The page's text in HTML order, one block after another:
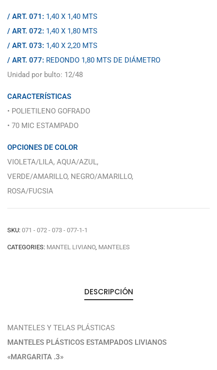
/ ART. 071: 1,40 X 1,40 MTS
/ ART. 072: 1,40 X 1,80 MTS
/ ART. 073: 1,40 X 2,20 MTS
/ ART. 077: REDONDO 1,80 MTS DE DIÁMETRO
Unidad por bulto: 12/48
CARACTERÍSTICAS
• POLIETILENO GOFRADO
• 70 MIC ESTAMPADO
OPCIONES DE COLOR
VIOLETA/LILA, AQUA/AZUL,
VERDE/AMARILLO, NEGRO/AMARILLO,
ROSA/FUCSIA
SKU: 071 - 072 - 073 - 077-1-1
CATEGORIES: MANTEL LIVIANO, MANTELES
DESCRIPCIÓN
MANTELES Y TELAS PLÁSTICAS
MANTELES PLÁSTICOS ESTAMPADOS LIVIANOS
«MARGARITA .3»